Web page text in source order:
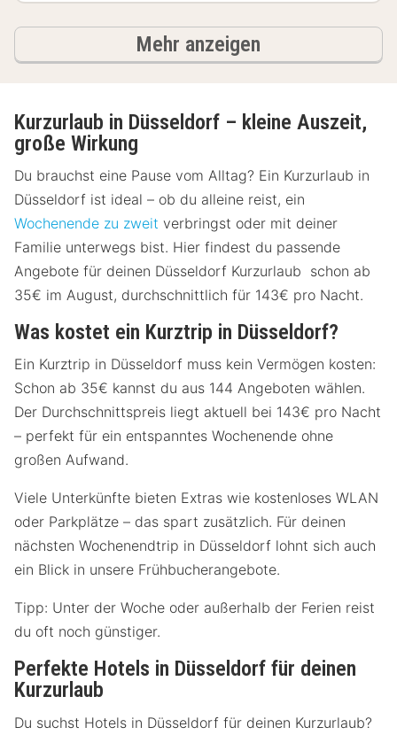
Mehr anzeigen
Kurzurlaub in Düsseldorf – kleine Auszeit,
große Wirkung
Du brauchst eine Pause vom Alltag? Ein Kurzurlaub in
Düsseldorf ist ideal – ob du alleine reist, ein
Wochenende zu zweit verbringst oder mit deiner
Familie unterwegs bist. Hier findest du passende
Angebote für deinen Düsseldorf Kurzurlaub schon ab
35€ im August, durchschnittlich für 143€ pro Nacht.
Was kostet ein Kurztrip in Düsseldorf?
Ein Kurztrip in Düsseldorf muss kein Vermögen kosten:
Schon ab 35€ kannst du aus 144 Angeboten wählen.
Der Durchschnittspreis liegt aktuell bei 143€ pro Nacht
– perfekt für ein entspanntes Wochenende ohne
großen Aufwand.
Viele Unterkünfte bieten Extras wie kostenloses WLAN
oder Parkplätze – das spart zusätzlich. Für deinen
nächsten Wochenendtrip in Düsseldorf lohnt sich auch
ein Blick in unsere Frühbucherangebote.
Tipp: Unter der Woche oder außerhalb der Ferien reist
du oft noch günstiger.
Perfekte Hotels in Düsseldorf für deinen
Kurzurlaub
Du suchst Hotels in Düsseldorf für deinen Kurzurlaub?